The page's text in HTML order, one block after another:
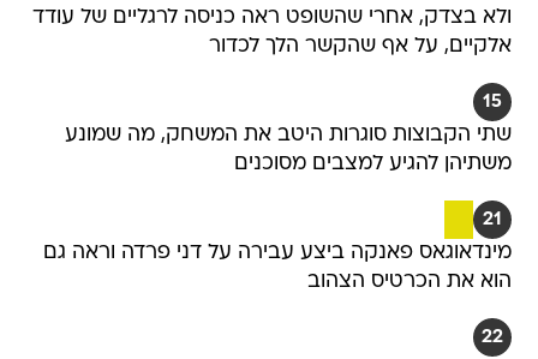
ולא בצדק, אחרי שהשופט ראה כניסה לרגליים של עודד
אלקיים, על אף שהקשר הלך לכדור
15
שתי הקבוצות סוגרות היטב את המשחק, מה שמונע
משתיהן להגיע למצבים מסוכנים
21
מינדאוגאס פאנקה ביצע עבירה על דני פרדה וראה גם
הוא את הכרטיס הצהוב
22